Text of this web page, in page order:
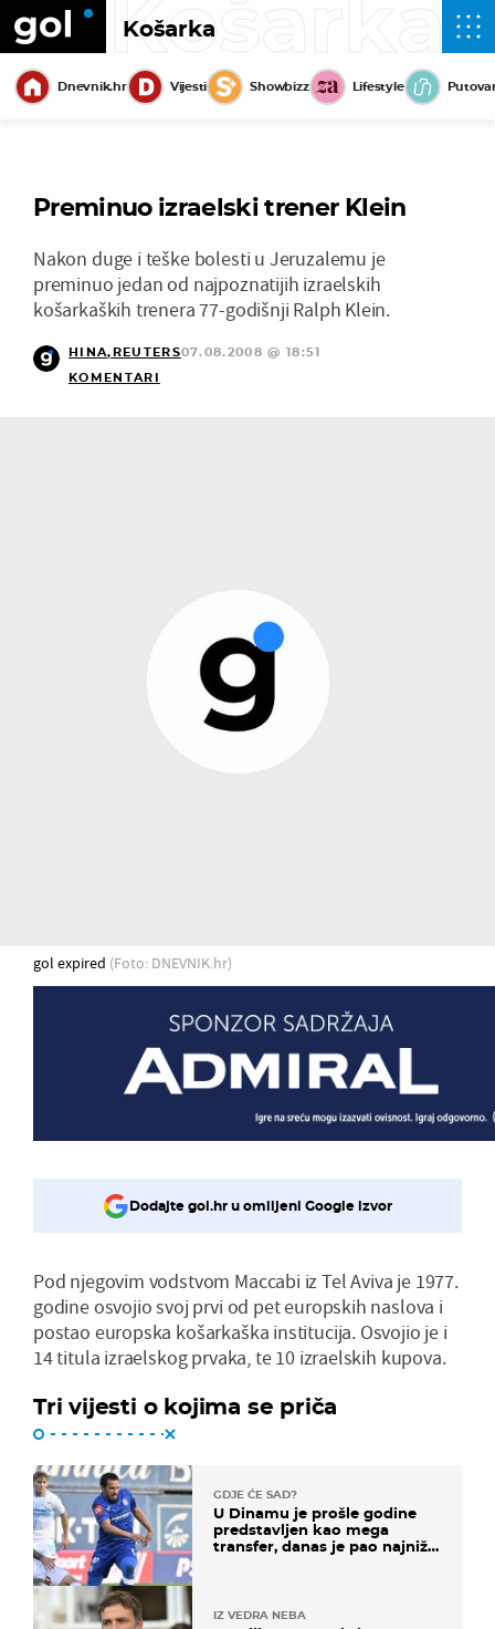
Košarka
Košarka
Dnevnik.hr Vijesti Showbizz Lifestyle
Preminuo izraelski trener Klein
Nakon duge i teške bolesti u Jeruzalemu je
preminuo jedan od najpoznatijih izraelskih
košarkaških trenera 77-godišnji Ralph Klein.
HINA,REUTERS07.08.2008 @ 18:51
KOMENTARI
gol expired (Foto: DNEVNIK.hr)
Dodajte gol.hr u omiljeni Google izvor
Pod njegovim vodstvom Maccabi iz Tel Aviva je 1977.
godine osvojio svoj prvi od pet europskih naslova i
postao europska košarkaška institucija. Osvojio je i
14 titula izraelskog prvaka, te 10 izraelskih kupova.
Tri vijesti o kojima se priča
GDJE ĆE SAD?
U Dinamu je prošle godine
predstavljen kao mega
transfer, danas je pao najniže
IZ VEDRA NEBA